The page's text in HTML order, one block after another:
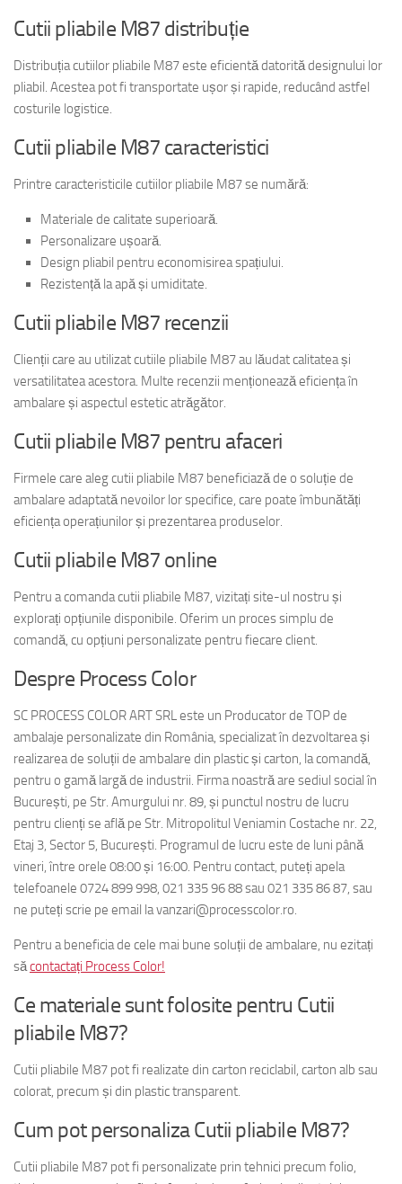
Cutii pliabile M87 distribuție
Distribuția cutiilor pliabile M87 este eficientă datorită designului lor
pliabil. Acestea pot fi transportate ușor și rapide, reducând astfel
costurile logistice.
Cutii pliabile M87 caracteristici
Printre caracteristicile cutiilor pliabile M87 se numără:
Materiale de calitate superioară.
Personalizare ușoară.
Design pliabil pentru economisirea spațiului.
Rezistență la apă și umiditate.
Cutii pliabile M87 recenzii
Clienții care au utilizat cutiile pliabile M87 au lăudat calitatea și
versatilitatea acestora. Multe recenzii menționează eficiența în
ambalare și aspectul estetic atrăgător.
Cutii pliabile M87 pentru afaceri
Firmele care aleg cutii pliabile M87 beneficiază de o soluție de
ambalare adaptată nevoilor lor specifice, care poate îmbunătăți
eficiența operațiunilor și prezentarea produselor.
Cutii pliabile M87 online
Pentru a comanda cutii pliabile M87, vizitați site-ul nostru și
explorați opțiunile disponibile. Oferim un proces simplu de
comandă, cu opțiuni personalizate pentru fiecare client.
Despre Process Color
SC PROCESS COLOR ART SRL este un Producator de TOP de
ambalaje personalizate din România, specializat în dezvoltarea și
realizarea de soluții de ambalare din plastic și carton, la comandă,
pentru o gamă largă de industrii. Firma noastră are sediul social în
București, pe Str. Amurgului nr. 89, și punctul nostru de lucru
pentru clienți se află pe Str. Mitropolitul Veniamin Costache nr. 22,
Etaj 3, Sector 5, București. Programul de lucru este de luni până
vineri, între orele 08:00 și 16:00. Pentru contact, puteți apela
telefoanele 0724 899 998, 021 335 96 88 sau 021 335 86 87, sau
ne puteți scrie pe email la vanzari@processcolor.ro.
Pentru a beneficia de cele mai bune soluții de ambalare, nu ezitați
săcontactați Process Color!
Ce materiale sunt folosite pentru Cutii
pliabile M87?
Cutii pliabile M87 pot fi realizate din carton reciclabil, carton alb sau
colorat, precum și din plastic transparent.
Cum pot personaliza Cutii pliabile M87?
Cutii pliabile M87 pot fi personalizate prin tehnici precum folio,